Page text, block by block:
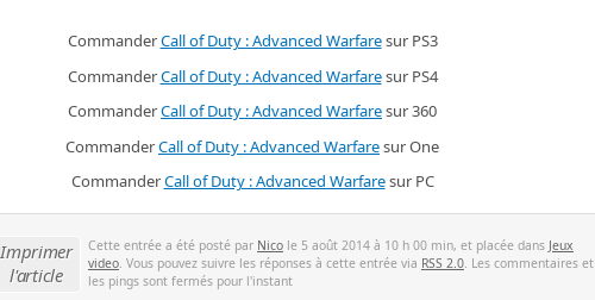
CommanderCall of Duty : Advanced Warfaresur PS3
CommanderCall of Duty : Advanced Warfaresur PS4
CommanderCall of Duty : Advanced Warfaresur 360
CommanderCall of Duty : Advanced Warfaresur One
CommanderCall of Duty : Advanced Warfaresur PC
Imprimer
l'article
Cette entrée a été posté par Nico le 5 août 2014 à 10 h 00 min, et placée dans Jeux
video. Vous pouvez suivre les réponses à cette entrée via RSS 2.0. Les commentaires et
les pings sont fermés pour l'instant